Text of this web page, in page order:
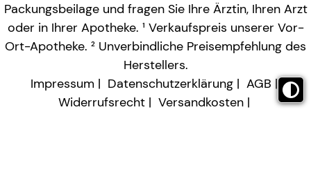
Packungsbeilage und fragen Sie Ihre Ärztin, Ihren Arzt
oder in Ihrer Apotheke. ¹ Verkaufspreis unserer Vor-
Ort-Apotheke. ² Unverbindliche Preisempfehlung des
Herstellers.
Impressum
Datenschutzerklärung
AGB
Widerrufsrecht
Versandkosten